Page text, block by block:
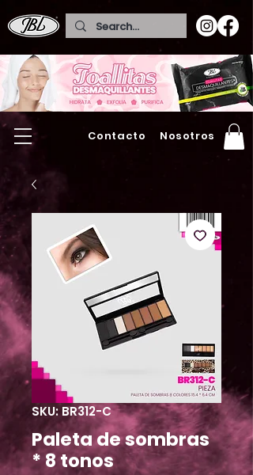
Contacto Nosotros
SKU: BR312-C
Paleta de sombras
* 8 tonos